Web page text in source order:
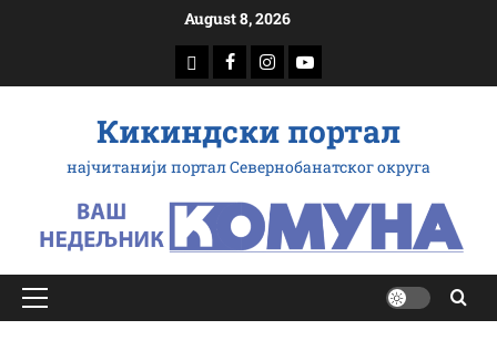
August 8, 2026
доwнлоад
Фацебоок
Инстаграм
Yоутубе
Кикиндски портал
најчитанији портал Севернобанатског округа
Примарy